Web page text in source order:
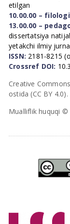
etilgan
10.00.00 –
13.00.00 –
dissertatsiya
yetakchi ilmiy
ISSN: 2181-8215
Crossref DOI:
Creative
ostida (CC BY 4.0).
Mualliflik huquqi ©